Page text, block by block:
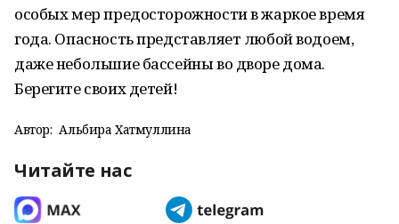
особых мер предосторожности в жаркое время
года. Опасность представляет любой водоем,
даже небольшие бассейны во дворе дома.
Берегите своих детей!
Автор: Альбира Хатмуллина
Читайте нас